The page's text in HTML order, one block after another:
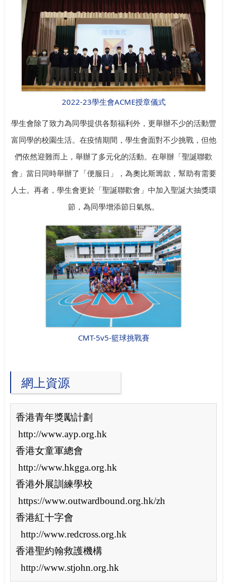
2022-23學生會ACME授章儀式
學生會除了致力為同學提供各類福利外，更舉辦不少的活動豐
富同學的校園生活。在疫情期間，學生會面對不少挑戰，但他
們依然迎難而上，舉辦了多元化的活動。在舉辦「聖誕聯歡
會」當日同時舉辦了「便服日」，為奧比斯籌款，幫助有需要
人士。再者，學生會更於「聖誕聯歡會」中加入聖誕大抽獎環
節，為同學增添節日氣氛。
CMT-5v5-籃球挑戰賽
網上資源
香港青年獎勵計劃
http://www.ayp.org.hk
香港女童軍總會
http://www.hkgga.org.hk
香港外展訓練學校
https://www.outwardbound.org.hk/zh
香港紅十字會
http://www.redcross.org.hk
香港聖約翰救護機構
http://www.stjohn.org.hk